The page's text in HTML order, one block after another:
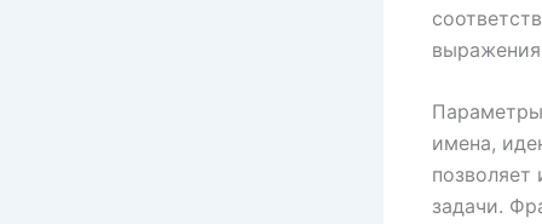
имена,
задачи.